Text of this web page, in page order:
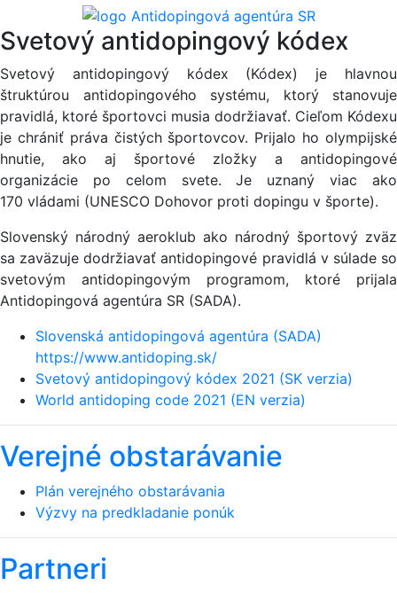
Svetový antidopingový kódex
Svetový antidopingový kódex (Kódex) je hlavnou
štruktúrou antidopingového systému, ktorý stanovuje
pravidlá, ktoré športovci musia dodržiavať. Cieľom Kódexu
je chrániť práva čistých športovcov. Prijalo ho olympijské
hnutie, ako aj športové zložky a antidopingové
organizácie po celom svete. Je uznaný viac ako
170 vládami (UNESCO Dohovor proti dopingu v športe).
Slovenský národný aeroklub ako národný športový zväz
sa zaväzuje dodržiavať antidopingové pravidlá v súlade so
svetovým antidopingovým programom, ktoré prijala
Antidopingová agentúra SR (SADA).
Slovenská antidopingová agentúra (SADA)
https://www.antidoping.sk/
Svetový antidopingový kódex 2021 (SK verzia)
World antidoping code 2021 (EN verzia)
Verejné obstarávanie
Plán verejného obstarávania
Výzvy na predkladanie ponúk
Partneri